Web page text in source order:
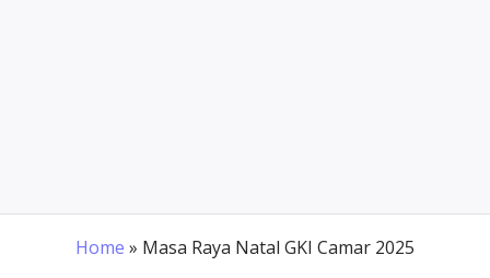
Home » Masa Raya Natal GKI Camar 2025